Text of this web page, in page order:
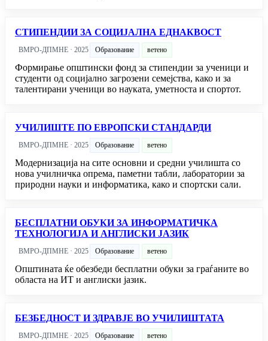
СТИПЕНДИИ ЗА СОЦИЈАЛНА ЕДНАКВОСТ
ВМРО-ДПМНЕ · 2025 Образование ветено
Формирање општински фонд за стипендии за ученици и
студенти од социјално загрозени семејства, како и за
талентирани ученици во науката, уметноста и спортот.
УЧИЛИШТЕ ПО ЕВРОПСКИ СТАНДАРДИ
ВМРО-ДПМНЕ · 2025 Образование ветено
Модернизација на сите основни и средни училишта со
нова училничка опрема, паметни табли, лаборатории за
природни науки и информатика, како и спортски сали.
БЕСПЛАТНИ ОБУКИ ЗА ИНФОРМАТИЧКА
ТЕХНОЛОГИЈА И АНГЛИСКИ ЈАЗИК
ВМРО-ДПМНЕ · 2025 Образование ветено
Општината ќе обезбеди бесплатни обуки за граѓаните во
областа на ИТ и англиски јазик.
БЕЗБЕДНОСТ И ЗДРАВЈЕ ВО УЧИЛИШТАТА
ВМРО-ДПМНЕ · 2025 Образование ветено